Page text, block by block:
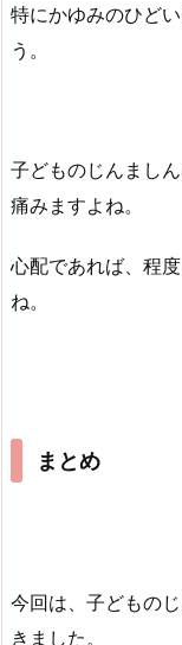
特にかゆみのひど
う。
子どものじんまし
痛みますよね。
心配であれば、程
ね。
まとめ
今回は、子どもの
きました。